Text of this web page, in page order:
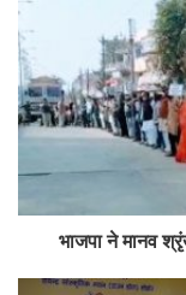
भाजपा ने मानव